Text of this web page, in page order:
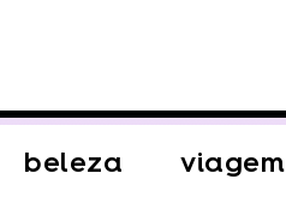
beleza viagem